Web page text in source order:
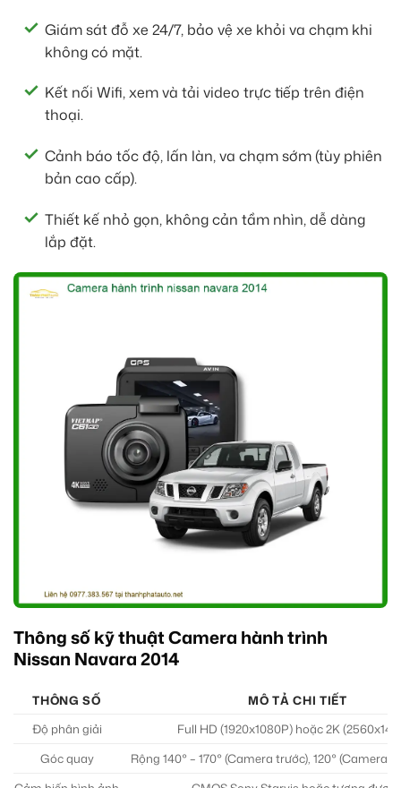
Giám sát đỗ xe 24/7, bảo vệ xe khỏi va chạm khi
không có mặt.
Kết nối Wifi, xem và tải video trực tiếp trên điện
thoại.
Cảnh báo tốc độ, lấn làn, va chạm sớm (tùy phiên
bản cao cấp).
Thiết kế nhỏ gọn, không cản tầm nhìn, dễ dàng
lắp đặt.
Thông số kỹ thuật Camera hành trình
Nissan Navara 2014
THÔNG SỐ
MÔ TẢ CHI TIẾT
Độ phân giải
Full HD (1920x1080P) hoặc 2K
Góc quay
Rộng 140° – 170° (Camera trước), 120° (Camera